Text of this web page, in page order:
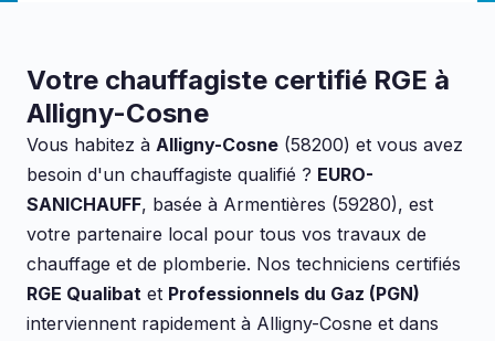
Votre chauffagiste certifié RGE à
Alligny-Cosne
Vous habitez à Alligny-Cosne (58200) et vous avez
besoin d'un chauffagiste qualifié ? EURO-
SANICHAUFF, basée à Armentières (59280), est
votre partenaire local pour tous vos travaux de
chauffage et de plomberie. Nos techniciens certifiés
RGE Qualibat et Professionnels du Gaz (PGN)
interviennent rapidement à Alligny-Cosne et dans